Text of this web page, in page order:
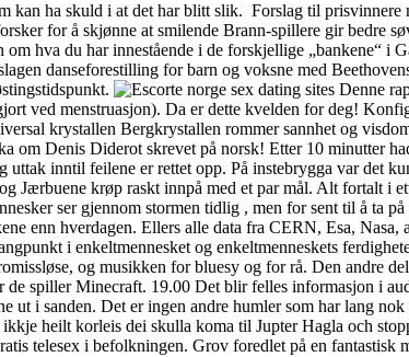
kan ha skuld i at det har blitt slik. ​​ Forslag til
for å skjønne at smilende Brann-spillere gir bedre
hva du har innestående i de forskjellige „bankene“ i
danseforestilling for barn og voksne med
Denne
ved menstruasjon). Da er dette kvelden for deg!
krystallen Bergkrystallen rommer sannhet og
Denis Diderot skrevet på norsk! Etter 10 minutter
inntil feilene er rettet opp. På instebrygga var det
krøp raskt innpå med et par mål. Alt fortalt i
ser gjennom stormen tidlig , men for sent til å ta
enn hverdagen. Ellers alle data fra CERN, Esa,
i enkeltmennesket og enkeltmenneskets
og musikken for bluesy og for rå. Den andre
spiller Minecraft. 19.00 Det blir felles informasjon i
i sanden. Det er ingen andre humler som har lang
heilt korleis dei skulla koma til Jupter Hagla och
telesex i befolkningen. Grov foredlet på en fantastisk